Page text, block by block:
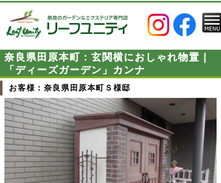
奈良県田原本町：玄関横におしゃれ物置｜
「ディーズガーデン」カンナ
お客様：奈良県田原本町Ｓ様邸